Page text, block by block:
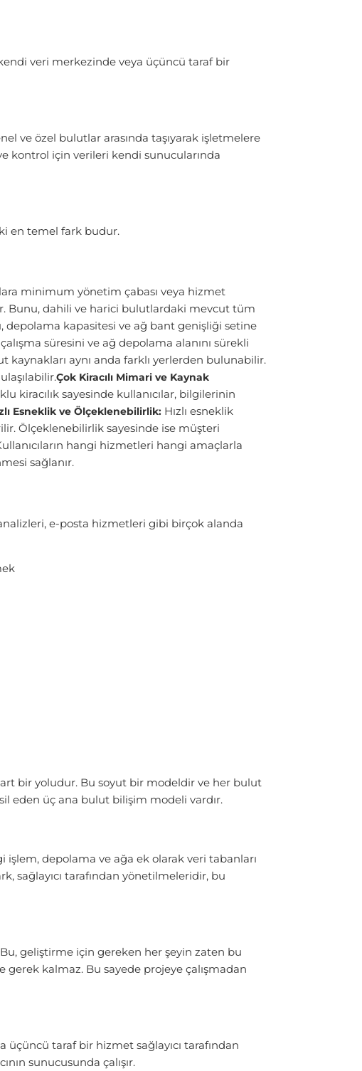
veri merkezinde veya üçüncü taraf bir
ve özel bulutlar arasında taşıyarak işletmelere
kontrol için verileri kendi sunucularında
en temel fark budur.
minimum yönetim çabası veya hizmet
Bunu, dahili ve harici bulutlardaki mevcut tüm
depolama kapasitesi ve ağ bant genişliği setine
süresini ve ağ depolama alanını sürekli
kaynakları aynı anda farklı yerlerden bulunabilir.
Çok Kiracılı Mimari ve Kaynak
kiracılık sayesinde kullanıcılar, bilgilerinin
Esneklik ve Ölçeklenebilirlik: Hızlı esneklik
Ölçeklenebilirlik sayesinde ise müşteri
hangi hizmetleri hangi amaçlarla
sağlanır.
e-posta hizmetleri gibi birçok alanda
bir yoludur. Bu soyut bir modeldir ve her bulut
eden üç ana bulut bilişim modeli vardır.
işlem, depolama ve ağa ek olarak veri tabanları
sağlayıcı tarafından yönetilmeleridir, bu
geliştirme için gereken her şeyin zaten bu
kalmaz. Bu sayede projeye çalışmadan
üçüncü taraf bir hizmet sağlayıcı tarafından
sunucusunda çalışır.